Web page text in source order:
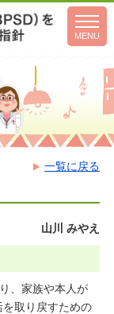
toggle
MENU
一覧に戻る
山川 みやえ
、家族や本人が
取り戻すための